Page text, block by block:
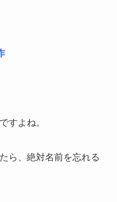
すよね。
ら、絶対名前を忘れる